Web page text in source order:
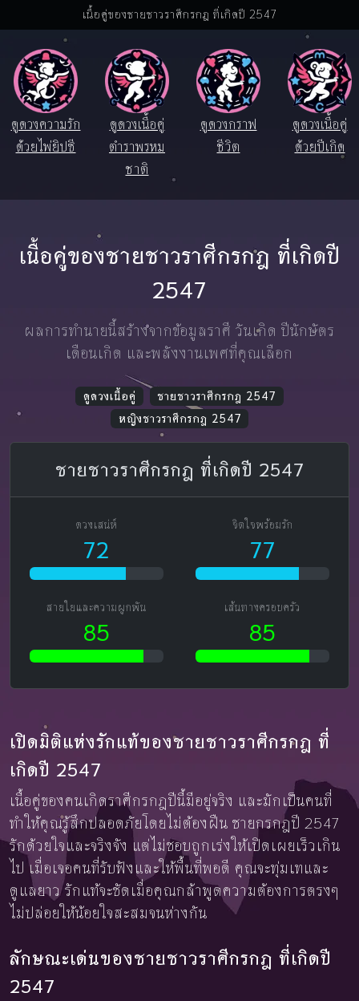
เนื้อคู่ของชายชาวราศีกรกฎ ที่เกิดปี 2547
ดูดวงความรัก
ด้วยไพ่ยิปซี
ดูดวงเนื้อคู่
ตำราพรหม
ชาติ
ดูดวงกราฟ
ชีวิต
ดูดวงเนื้อคู่
ด้วยปีเกิด
เนื้อคู่ของชายชาวราศีกรกฎ ที่เกิดปี
2547
ผลการทำนายนี้สร้างจากข้อมูลราศี วันเกิด ปีนักษัตร
เดือนเกิด และพลังงานเพศที่คุณเลือก
ดูดวงเนื้อคู่
ชายชาวราศีกรกฎ 2547
หญิงชาวราศีกรกฎ 2547
ชายชาวราศีกรกฎ ที่เกิดปี 2547
ดวงเสน่ห์
72
จิตใจพร้อมรัก
77
สายใยและความผูกพัน
85
เส้นทางครอบครัว
85
เปิดมิติแห่งรักแท้ของชายชาวราศีกรกฎ ที่
เกิดปี 2547
เนื้อคู่ของคนเกิดราศีกรกฎปีนี้มีอยู่จริง และมักเป็นคนที่
ทำให้คุณรู้สึกปลอดภัยโดยไม่ต้องฝืน ชายกรกฎปี 2547
รักด้วยใจและจริงจัง แต่ไม่ชอบถูกเร่งให้เปิดเผยเร็วเกิน
ไป เมื่อเจอคนที่รับฟังและให้พื้นที่พอดี คุณจะทุ่มเทและ
ดูแลยาว รักแท้จะชัดเมื่อคุณกล้าพูดความต้องการตรงๆ
ไม่ปล่อยให้น้อยใจสะสมจนห่างกัน
ลักษณะเด่นของชายชาวราศีกรกฎ ที่เกิดปี
2547